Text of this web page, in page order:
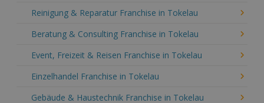
Reinigung & Reparatur Franchise in Tokelau
Beratung & Consulting Franchise in Tokelau
Event, Freizeit & Reisen Franchise in Tokelau
Einzelhandel Franchise in Tokelau
Gebäude & Haustechnik Franchise in Tokelau